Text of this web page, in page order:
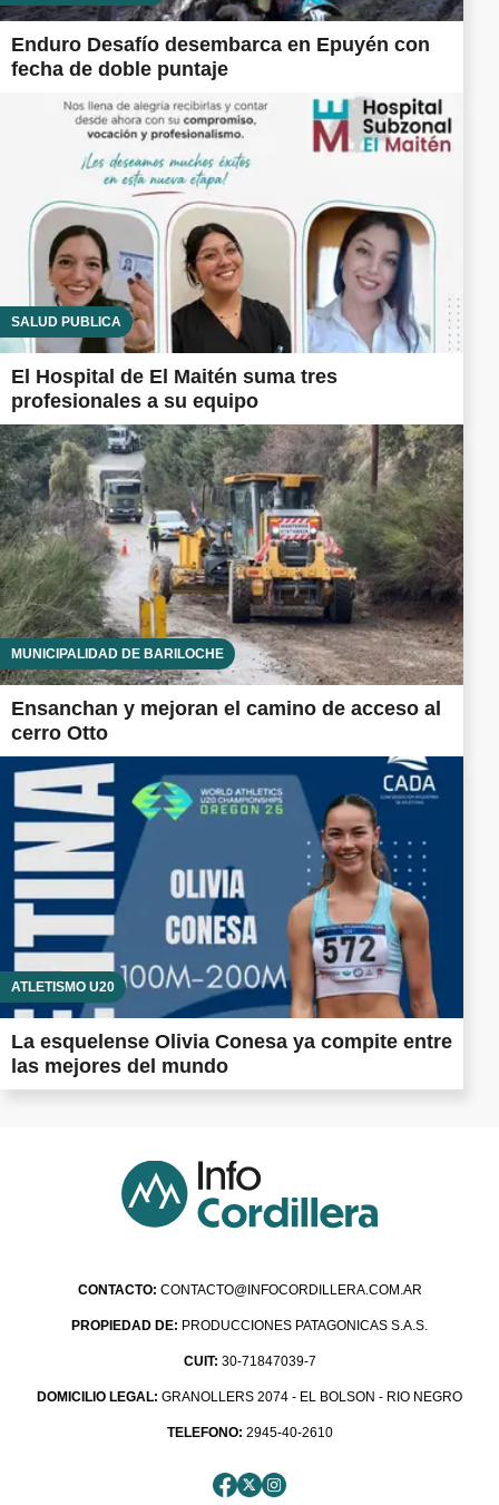
Enduro Desafío desembarca en Epuyén con
fecha de doble puntaje
SALUD PÚBLICA
El Hospital de El Maitén suma tres
profesionales a su equipo
MUNICIPALIDAD DE BARILOCHE
Ensanchan y mejoran el camino de acceso al
cerro Otto
ATLETISMO U20
La esquelense Olivia Conesa ya compite entre
las mejores del mundo
CONTACTO: CONTACTO@INFOCORDILLERA.COM.AR
PROPIEDAD DE: PRODUCCIONES PATAGONICAS S.A.S.
CUIT: 30-71847039-7
DOMICILIO LEGAL: GRANOLLERS 2074 - EL BOLSON - RIO NEGRO
TELEFONO: 2945-40-2610